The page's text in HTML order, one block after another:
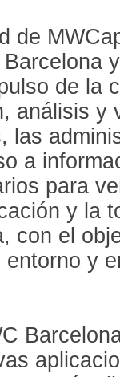
de
de la
análisis y
las
a
para
y la
con el
y